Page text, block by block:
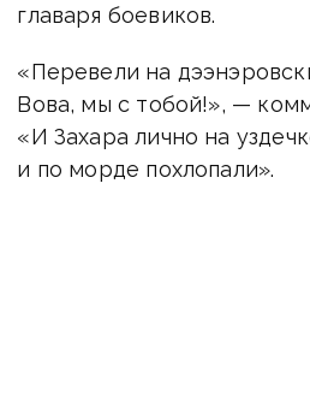
главаря боевиков.
«Перевели на
Вова, мы с тобой!», —
«И Захара лично на
и по морде похлопали».